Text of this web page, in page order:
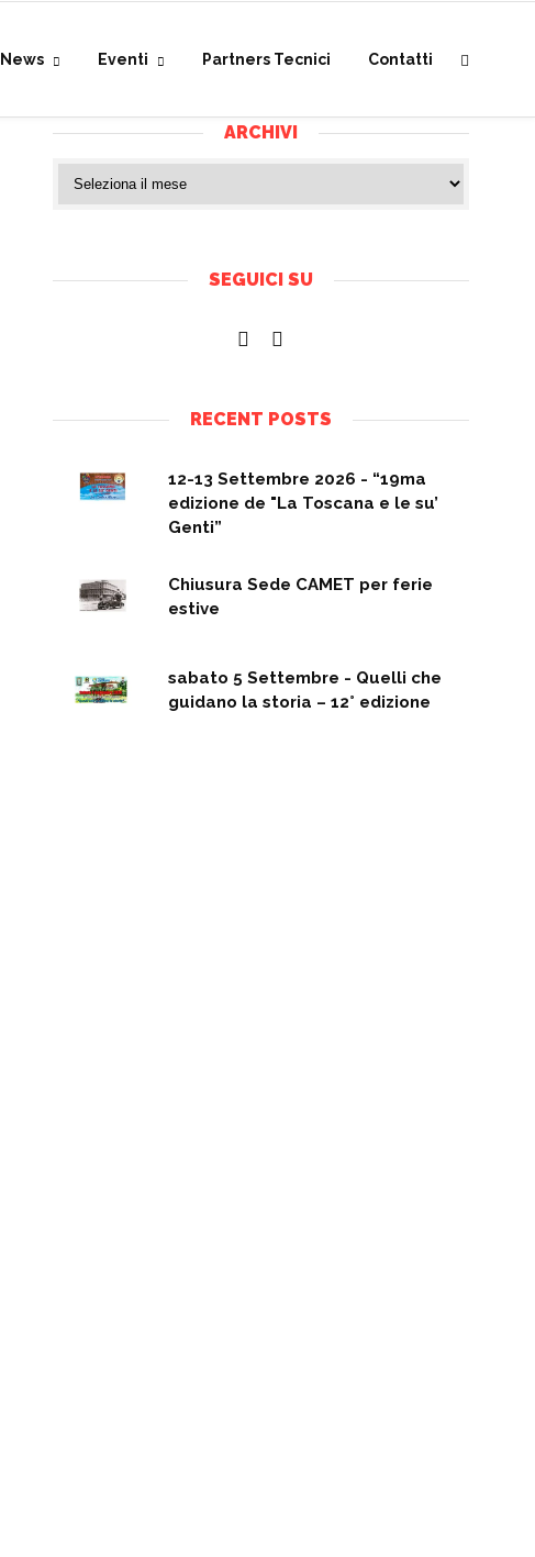
News Eventi Partners Tecnici Contatti
ARCHIVI
SEGUICI SU
RECENT POSTS
12-13 Settembre 2026 - “19ma
edizione de "La Toscana e le su’
Genti”
Chiusura Sede CAMET per ferie
estive
sabato 5 Settembre - Quelli che
guidano la storia – 12° edizione